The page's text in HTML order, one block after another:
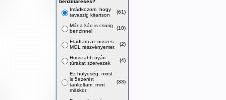
benzináresés?
Imádkozom, hogy
tavaszig kitartson
(61)
Már a kád is csurig
benzinnel
(10)
Eladtam az összes
MOL részvényemet
(2)
Hosszabb nyári
túrákat szervezek
(4)
Ez hülyeség, most
is 5ezerért
tankoltam, mint
máskor
(33)